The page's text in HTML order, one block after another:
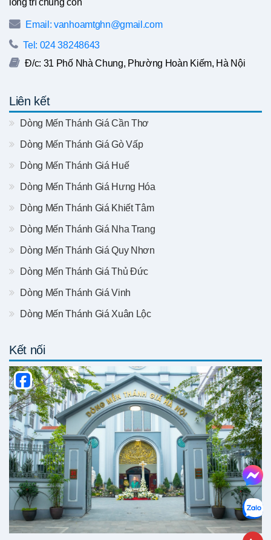
lòng trí chúng con
Email: vanhoamtghn@gmail.com
Tel: 024 38248643
Đ/c: 31 Phố Nhà Chung, Phường Hoàn Kiếm, Hà Nội
Liên kết
Dòng Mến Thánh Giá Cần Thơ
Dòng Mến Thánh Giá Gò Vấp
Dòng Mến Thánh Giá Huế
Dòng Mến Thánh Giá Hưng Hóa
Dòng Mến Thánh Giá Khiết Tâm
Dòng Mến Thánh Giá Nha Trang
Dòng Mến Thánh Giá Quy Nhơn
Dòng Mến Thánh Giá Thủ Đức
Dòng Mến Thánh Giá Vinh
Dòng Mến Thánh Giá Xuân Lộc
Kết nối